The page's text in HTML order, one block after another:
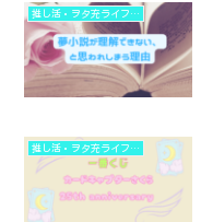
推し活・ヲタ充ライフハック
推し活・ヲタ充ライフハック